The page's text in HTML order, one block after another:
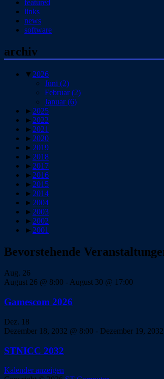
featured
links
news
software
archiv
▼ 2026
Juni (2)
Februar(2)
Januar(6)
► 2025
► 2022
► 2021
► 2020
► 2019
► 2018
► 2017
► 2016
► 2015
► 2014
► 2004
► 2003
► 2002
► 2001
Bevorstehende
Aug. 26
August 26 @ 8:00 -August 30 @ 17:00
Gamescom 2026
Dez. 18
Dezember 18, 2032 @ 8:00 - Dezember 19,
STNICC 2032
Kalender anzeigen